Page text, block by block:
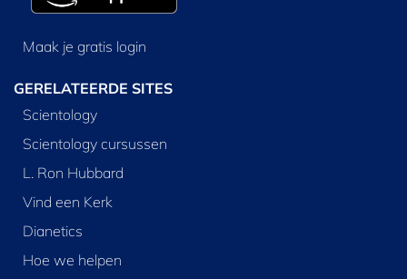
Maak je gratis login
GERELATEERDE SITES
Scientology
Scientology cursussen
L. Ron Hubbard
Vind een Kerk
Dianetics
Hoe we helpen